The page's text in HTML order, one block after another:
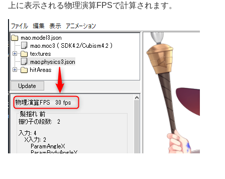
上に表示される物理演算FPSで計算されます。